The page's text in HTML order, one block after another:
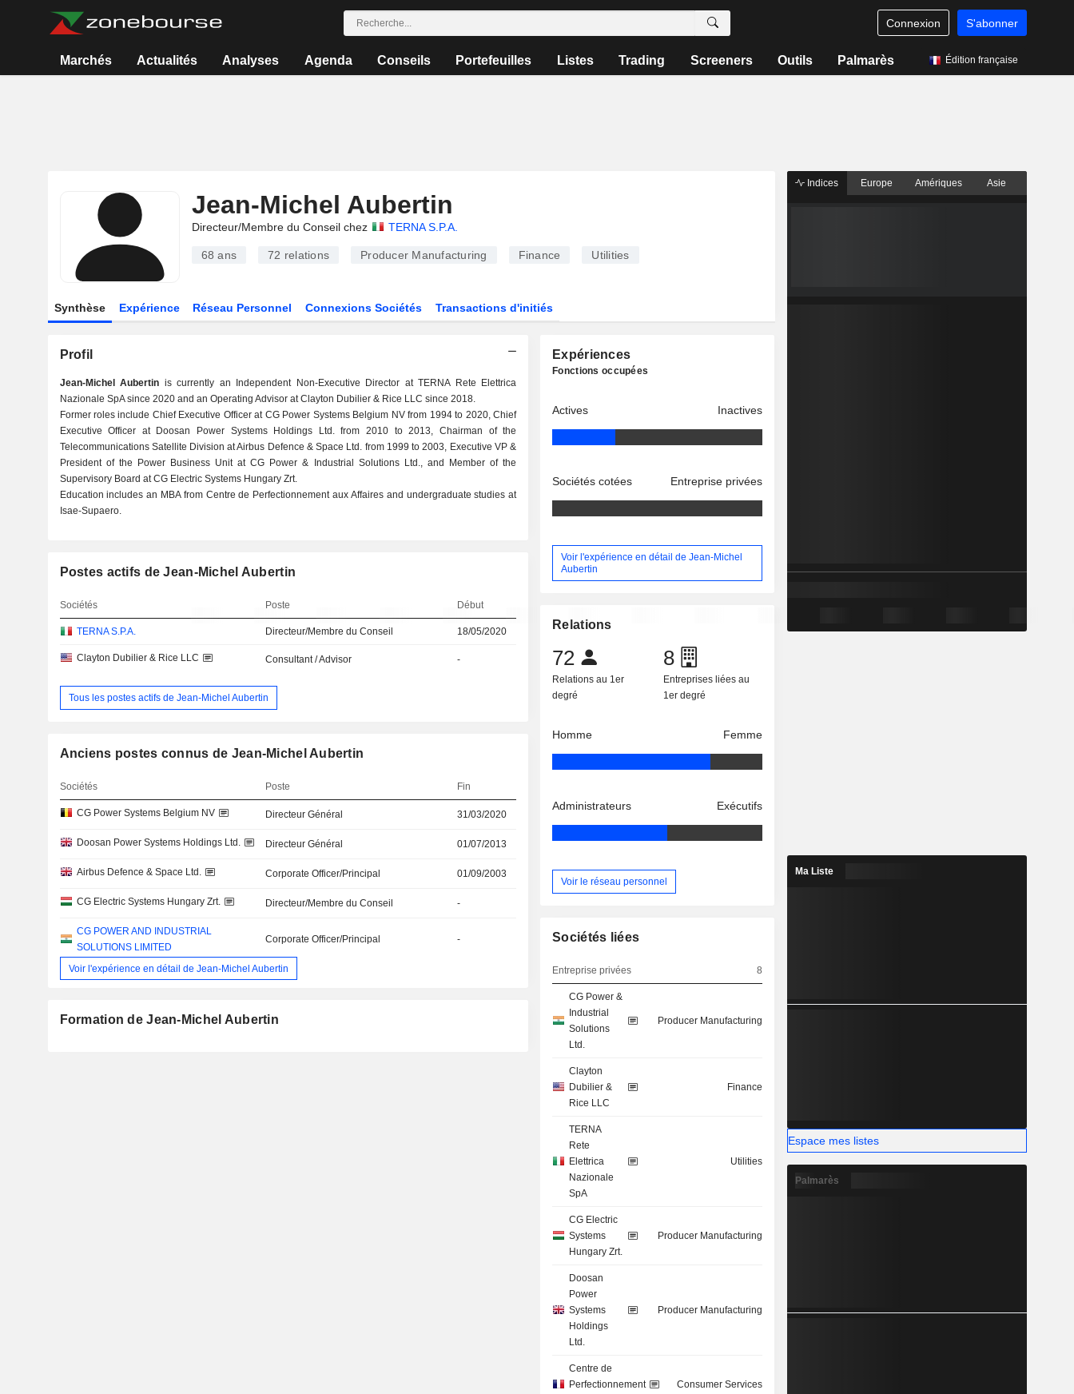
Connexion S'abonner
Marchés Actualités Analyses Agenda Conseils Portefeuilles Listes Trading Screeners Outils Palmarès Édition française
Jean-Michel Aubertin
Directeur/Membre du Conseil chez TERNA S.P.A.
68 ans 72 relations Producer Manufacturing Finance Utilities
Synthèse Expérience Réseau Personnel Connexions Sociétés Transactions d'initiés
Profil
Jean-Michel Aubertin is currently an Independent Non-Executive Director at TERNA Rete Elettrica
Nazionale SpA since 2020 and an Operating Advisor at Clayton Dubilier & Rice LLC since 2018.
Former roles include Chief Executive Officer at CG Power Systems Belgium NV from 1994 to 2020, Chief
Executive Officer at Doosan Power Systems Holdings Ltd. from 2010 to 2013, Chairman of the
Telecommunications Satellite Division at Airbus Defence & Space Ltd. from 1999 to 2003, Executive VP &
President of the Power Business Unit at CG Power & Industrial Solutions Ltd., and Member of the
Supervisory Board at CG Electric Systems Hungary Zrt.
Education includes an MBA from Centre de Perfectionnement aux Affaires and undergraduate studies at
Isae-Supaero.
Postes actifs de Jean-Michel Aubertin
Sociétés Poste Début
TERNA S.P.A. Directeur/Membre du Conseil 18/05/2020
Clayton Dubilier & Rice LLC Consultant / Advisor -
Tous les postes actifs de Jean-Michel Aubertin
Anciens postes connus de Jean-Michel Aubertin
Sociétés Poste Fin
CG Power Systems Belgium NV Directeur Général 31/03/2020
Doosan Power Systems Holdings Ltd. Directeur Général 01/07/2013
Airbus Defence & Space Ltd. Corporate Officer/Principal 01/09/2003
CG Electric Systems Hungary Zrt. Directeur/Membre du Conseil -
CG POWER AND INDUSTRIAL
SOLUTIONS LIMITED
Corporate Officer/Principal -
Voir l'expérience en détail de Jean-Michel Aubertin
Formation de Jean-Michel Aubertin
Expériences
Fonctions occupées
Actives Inactives
Sociétés cotées Entreprise privées
Voir l'expérience en détail de Jean-Michel
Aubertin
Relations
72
Relations au 1er
degré
8
Entreprises liées au
1er degré
Homme Femme
Administrateurs Exécutifs
Voir le réseau personnel
Sociétés liées
Entreprise privées 8
CG Power &
Industrial
Solutions
Ltd.
Producer Manufacturing
Clayton
Dubilier &
Rice LLC
Finance
TERNA
Rete
Elettrica
Nazionale
SpA
Utilities
CG Electric
Systems
Hungary Zrt.
Producer Manufacturing
Doosan
Power
Systems
Holdings
Ltd.
Producer Manufacturing
Centre de
Perfectionnement
Consumer Services
Indices Europe Amériques Asie
Ma Liste
Espace mes listes
Palmarès